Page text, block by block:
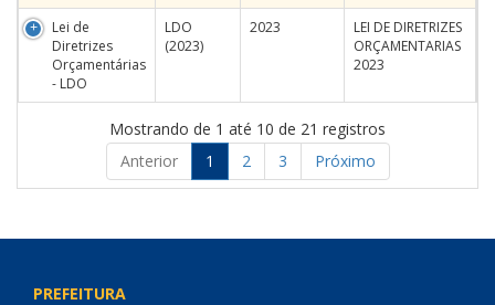
Lei de
Diretrizes
Orçamentárias
- LDO
LDO
(2023)
2023
LEI DE DIRETRIZES
ORÇAMENTARIAS
2023
Mostrando de 1 até 10 de 21 registros
Anterior
1 2 3 Próximo
PREFEITURA